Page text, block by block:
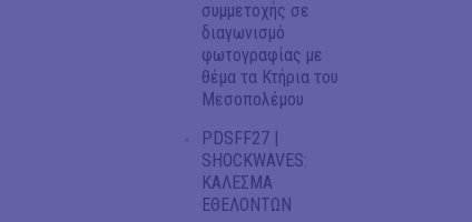
συμμετοχής σε
διαγωνισμό
φωτογραφίας με
θέμα τα Κτήρια του
Μεσοπολέμου
PDSFF27 |
SHOCKWAVES:
ΚΑΛΕΣΜΑ
ΕΘΕΛΟΝΤΩΝ